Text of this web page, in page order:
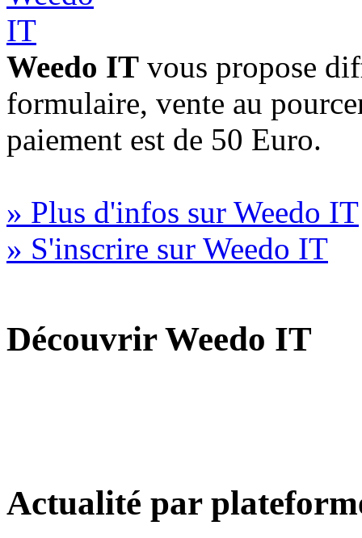
Weedo IT vous propose
formulaire, vente au
paiement est de 50 Euro.
» Plus d'infos sur Weedo IT
» S'inscrire sur Weedo IT
Découvrir Weedo IT
Actualité par